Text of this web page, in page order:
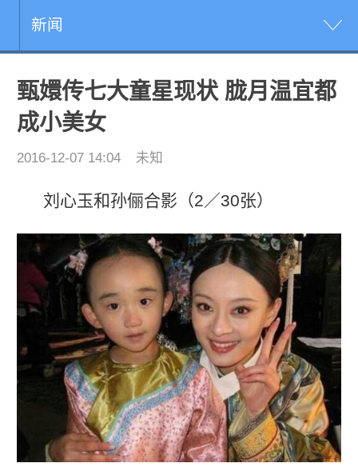
新闻
甄嬛传七大童星现状 胧月温宜都
成小美女
2016-12-07 14:04 未知
刘心玉和孙俪合影（2／30张）